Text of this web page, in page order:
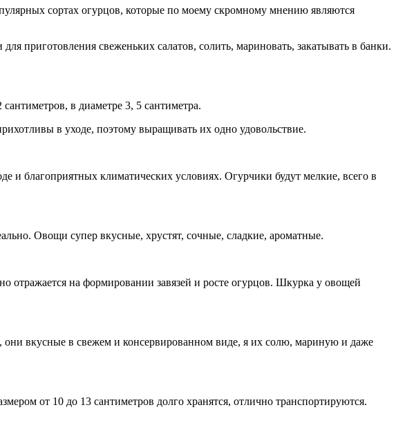
сортах огурцов, которые по моему скромному мнению являются
приготовления свеженьких салатов, солить, мариновать, закатывать в банки.
в диаметре 3, 5 сантиметра.
в уходе, поэтому выращивать их одно удовольствие.
и благоприятных климатических условиях. Огурчики будут мелкие, всего в
Овощи супер вкусные, хрустят, сочные, сладкие, ароматные.
отражается на формировании завязей и росте огурцов. Шкурка у овощей
они вкусные в свежем и консервированном виде, я их солю, мариную и даже
от 10 до 13 сантиметров долго хранятся, отлично транспортируются.